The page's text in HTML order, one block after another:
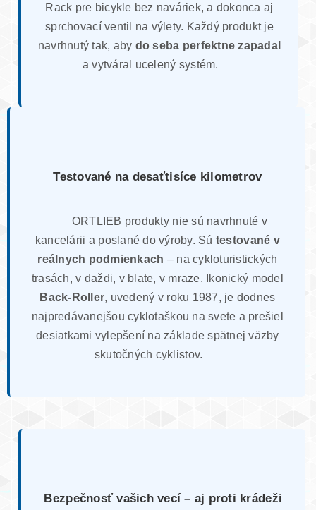
Rack pre bicykle bez naváriek, a dokonca aj
sprchovací ventil na výlety. Každý produkt je
navrhnutý tak, aby do seba perfektne zapadal
a vytváral ucelený systém.
Testované na desaťtisíce kilometrov
ORTLIEB produkty nie sú navrhnuté v
kancelárii a poslané do výroby. Sú testované v
reálnych podmienkach – na cykloturistických
trasách, v daždi, v blate, v mraze. Ikonický model
Back-Roller, uvedený v roku 1987, je dodnes
najpredávanejšou cyklotaškou na svete a prešiel
desiatkami vylepšení na základe spätnej väzby
skutočných cyklistov.
Bezpečnosť vašich vecí – aj proti krádeži